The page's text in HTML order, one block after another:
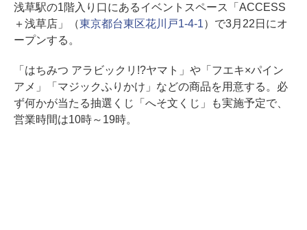
浅草駅の1階入り口にあるイベントスペース「ACCESS
＋浅草店」（東京都台東区花川戸1-4-1）で3月22日にオ
ープンする。
「はちみつ アラビックリ!?ヤマト」や「フエキ×パイン
アメ」「マジックふりかけ」などの商品を用意する。必
ず何かが当たる抽選くじ「へそ文くじ」も実施予定で、
営業時間は10時～19時。